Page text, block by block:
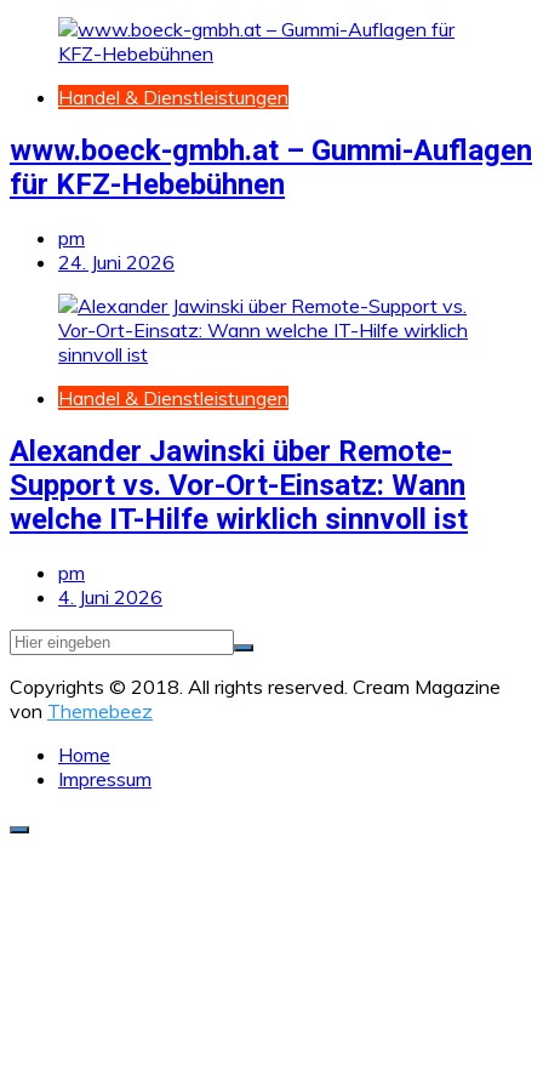
Handel & Dienstleistungen
www.boeck-gmbh.at – Gummi-Auflagen
für KFZ-Hebebühnen
pm
24. Juni 2026
Handel & Dienstleistungen
Alexander Jawinski über Remote-
Support vs. Vor-Ort-Einsatz: Wann
welche IT-Hilfe wirklich sinnvoll ist
pm
4. Juni 2026
Copyrights © 2018. All rights reserved. Cream Magazine
von Themebeez
Home
Impressum